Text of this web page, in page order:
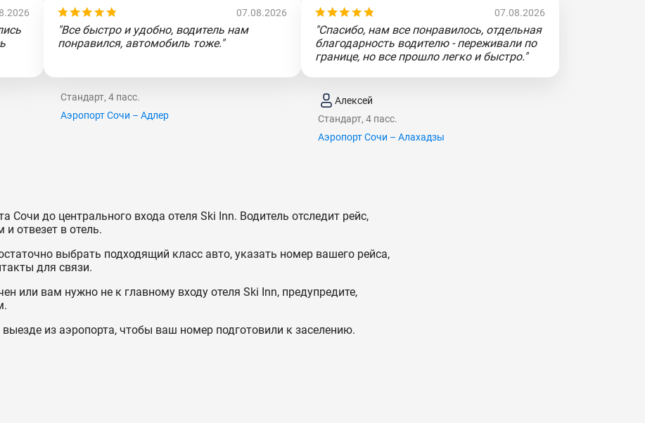
07.08.2026
"Все быстро и удобно, водитель нам
понравился, автомобиль тоже."
Стандарт, 4 пасс.
Аэропорт Сочи – Адлер
07.08.2026
"Спасибо, нам все понравилось, отдельная
благодарность водителю - переживали по
границе, но все прошло легко и быстро."
Алексей
Стандарт, 4 пасс.
Аэропорт Сочи – Алахадзы
Сочи до центрального входа отеля Ski Inn. Водитель отследит рейс,
отвезет в отель.
выбрать подходящий класс авто, указать номер вашего рейса,
для связи.
или вам нужно не к главному входу отеля Ski Inn, предупредите,
из аэропорта, чтобы ваш номер подготовили к заселению.